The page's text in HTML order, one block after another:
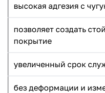
высокая адгезия с
позволяет создать
покрытие
увеличенный срок
без деформации и